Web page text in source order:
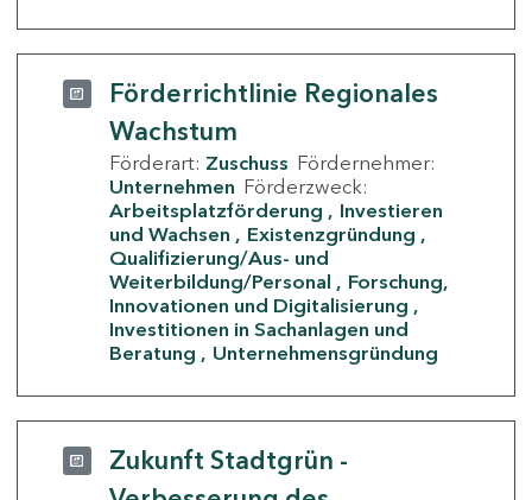
Förderrichtlinie Regionales
Wachstum
Förderart: Zuschuss Fördernehmer:
Unternehmen Förderzweck:
Arbeitsplatzförderung
Investieren
und Wachsen
Existenzgründung
Qualifizierung/Aus- und
Weiterbildung/Personal
Forschung,
Innovationen und Digitalisierung
Investitionen in Sachanlagen und
Beratung
Unternehmensgründung
Zukunft Stadtgrün -